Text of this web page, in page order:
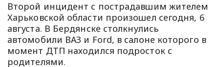
Второй инцидент с пострадавшим жителем
Харьковской области произошел сегодня, 6
августа. В Бердянске столкнулись
автомобили ВАЗ и Ford, в салоне которого в
момент ДТП находился подросток с
родителями.